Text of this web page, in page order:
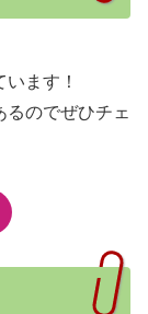
ます！
のでぜひチェ